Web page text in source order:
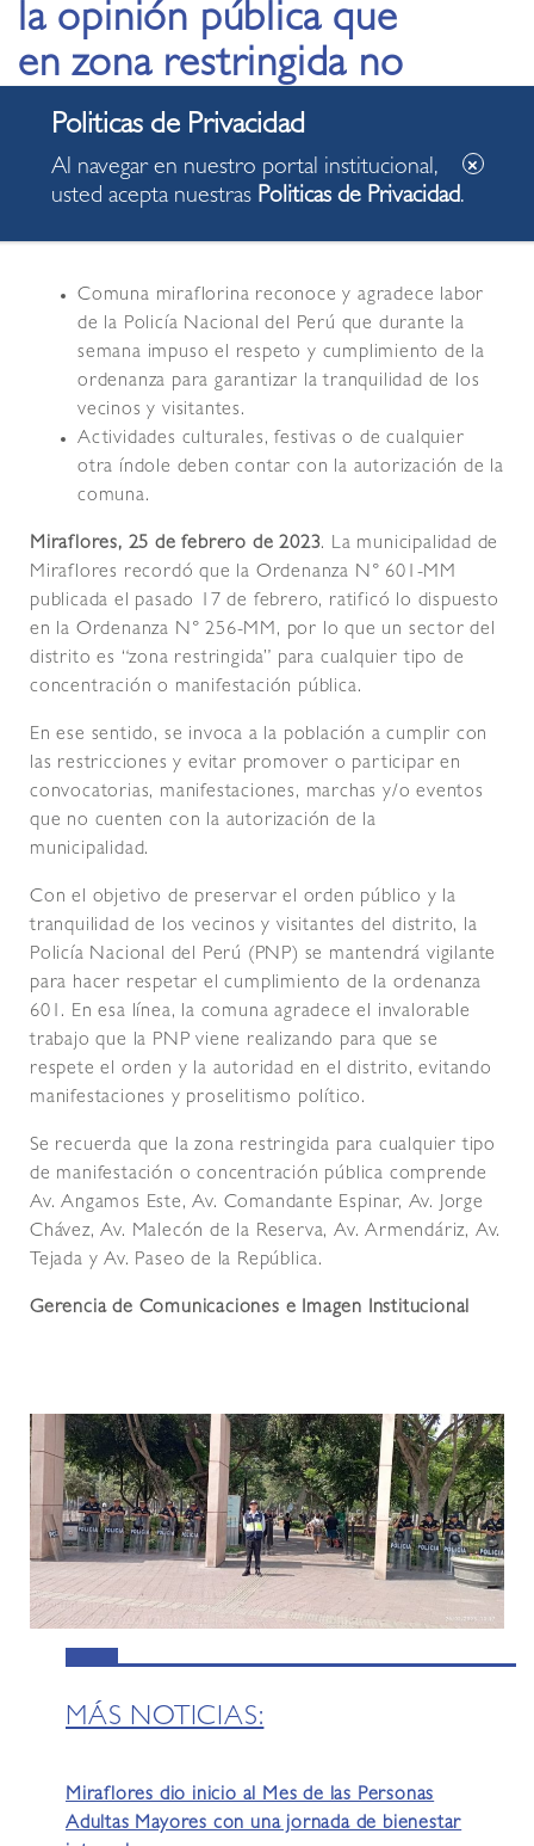
la opinión pública que
en zona restringida no
se pueden realizar
manifestaciones
Comuna miraflorina reconoce y agradece labor
de la Policía Nacional del Perú que durante la
semana impuso el respeto y cumplimiento de la
ordenanza para garantizar la tranquilidad de los
vecinos y visitantes.
Actividades culturales, festivas o de cualquier
otra índole deben contar con la autorización de la
comuna.
Miraflores, 25 de febrero de 2023. La municipalidad de
Miraflores recordó que la Ordenanza N° 601-MM
publicada el pasado 17 de febrero, ratificó lo dispuesto
en la Ordenanza N° 256-MM, por lo que un sector del
distrito es “zona restringida” para cualquier tipo de
concentración o manifestación pública.
En ese sentido, se invoca a la población a cumplir con
las restricciones y evitar promover o participar en
convocatorias, manifestaciones, marchas y/o eventos
que no cuenten con la autorización de la
municipalidad.
Con el objetivo de preservar el orden público y la
tranquilidad de los vecinos y visitantes del distrito, la
Policía Nacional del Perú (PNP) se mantendrá vigilante
para hacer respetar el cumplimiento de la ordenanza
601. En esa línea, la comuna agradece el invalorable
trabajo que la PNP viene realizando para que se
respete el orden y la autoridad en el distrito, evitando
manifestaciones y proselitismo político.
Se recuerda que la zona restringida para cualquier tipo
de manifestación o concentración pública comprende
Av. Angamos Este, Av. Comandante Espinar, Av. Jorge
Chávez, Av. Malecón de la Reserva, Av. Armendáriz, Av.
Tejada y Av. Paseo de la República.
Gerencia de Comunicaciones e Imagen Institucional
MÁS NOTICIAS:
Miraflores dio inicio al Mes de las Personas
Adultas Mayores con una jornada de bienestar
Al navegar en nuestro portal institucional,
usted acepta nuestras Politicas de Privacidad.